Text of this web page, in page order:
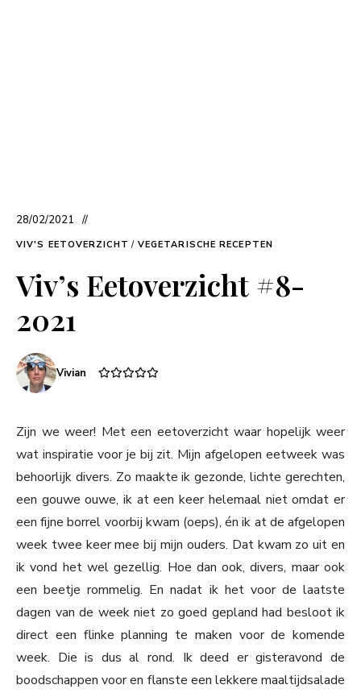
28/02/2021
VIV'S EETOVERZICHT / VEGETARISCHE RECEPTEN
Viv’s Eetoverzicht #8-
2021
Vivian
Zijn we weer! Met een eetoverzicht waar hopelijk weer
wat inspiratie voor je bij zit. Mijn afgelopen eetweek was
behoorlijk divers. Zo maakte ik gezonde, lichte gerechten,
een gouwe ouwe, ik at een keer helemaal niet omdat er
een fijne borrel voorbij kwam (oeps), én ik at de afgelopen
week twee keer mee bij mijn ouders. Dat kwam zo uit en
ik vond het wel gezellig. Hoe dan ook, divers, maar ook
een beetje rommelig. En nadat ik het voor de laatste
dagen van de week niet zo goed gepland had besloot ik
direct een flinke planning te maken voor de komende
week. Die is dus al rond. Ik deed er gisteravond de
boodschappen voor en flanste een lekkere maaltijdsalade